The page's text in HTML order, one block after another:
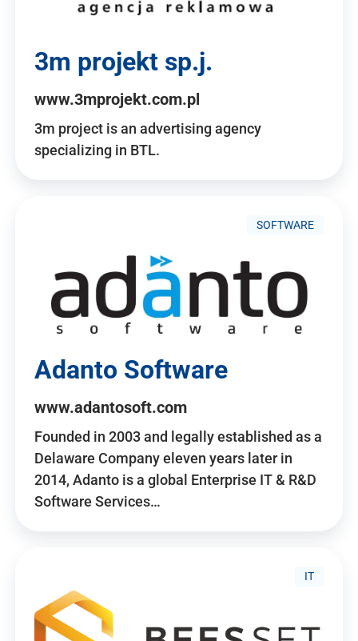
3m projekt sp.j.
www.3mprojekt.com.pl
3m project is an advertising agency
specializing in BTL.
SOFTWARE
Adanto Software
www.adantosoft.com
Founded in 2003 and legally established as a
Delaware Company eleven years later in
2014, Adanto is a global Enterprise IT & R&D
Software Services…
IT